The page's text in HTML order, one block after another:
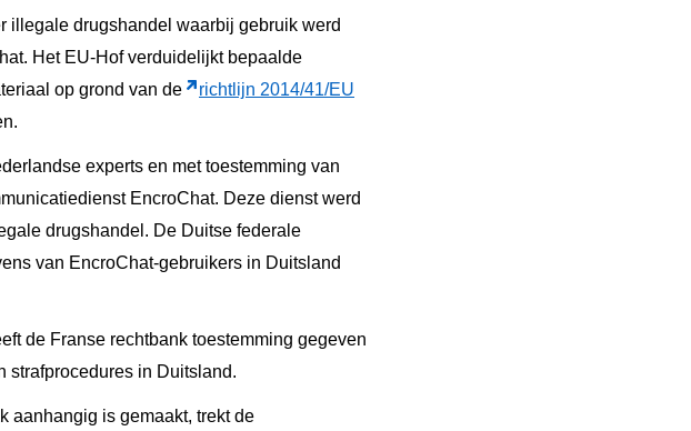
illegale drugshandel waarbij gebruik werd
Het EU-Hof verduidelijkt bepaalde
op grond van de
richtlijn 2014/41/EU
experts en met toestemming van
EncroChat. Deze dienst werd
drugshandel. De Duitse federale
van EncroChat-gebruikers in Duitsland
de Franse rechtbank toestemming gegeven
strafprocedures in Duitsland.
aanhangig is gemaakt, trekt de